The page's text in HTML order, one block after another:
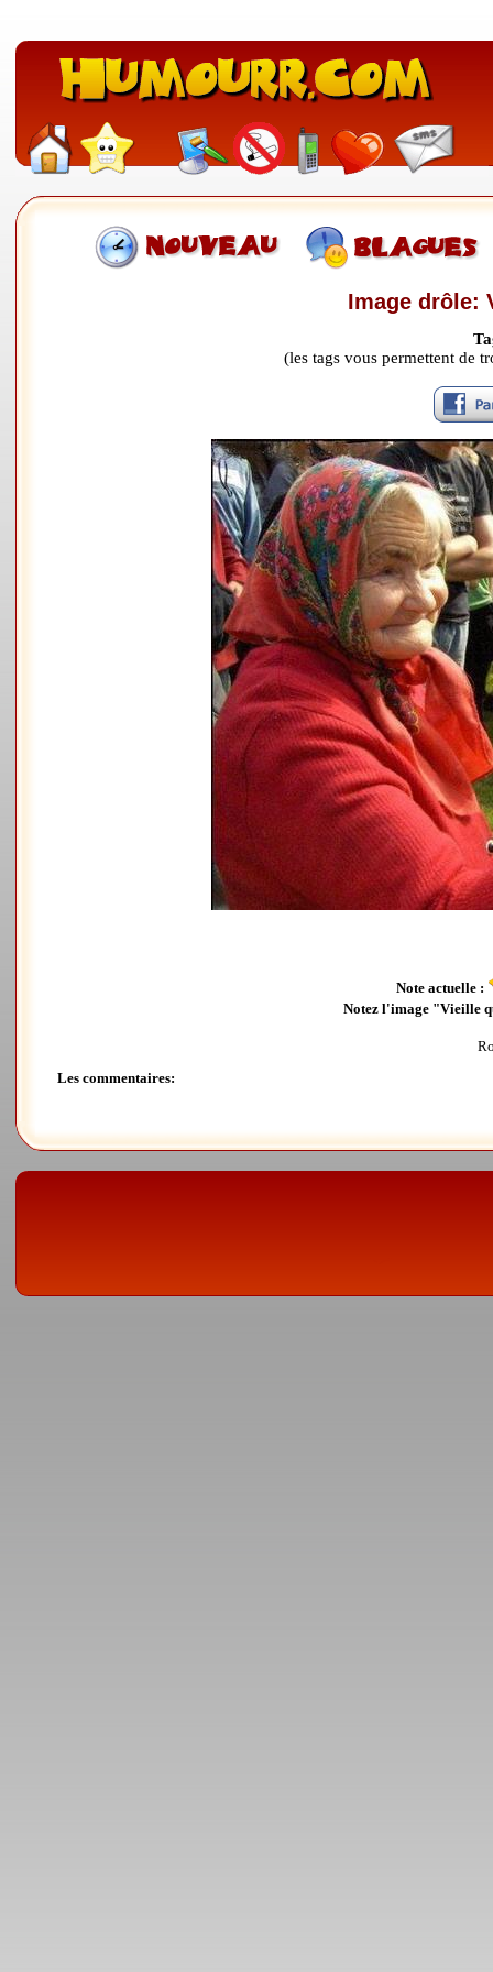
Image drôle:
(les tags vous permettent de
Note actuelle :
Notez l'image "Vieille
Les commentaires: